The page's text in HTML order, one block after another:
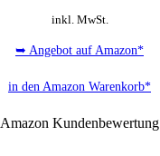
inkl. MwSt.
➥ Angebot auf Amazon*
in den Amazon Warenkorb*
Amazon Kundenbewertung